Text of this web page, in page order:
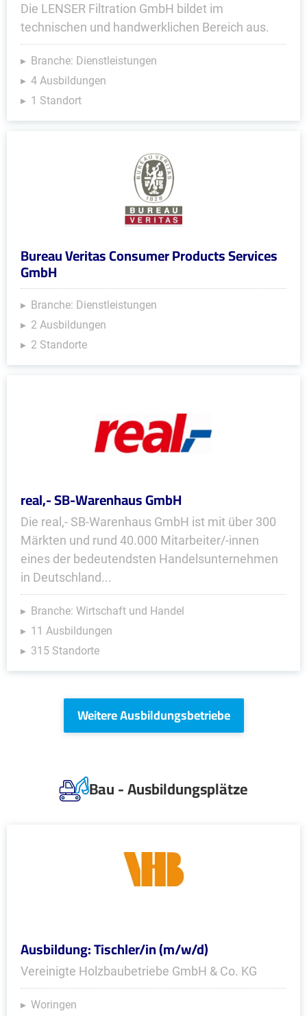
Die LENSER Filtration GmbH bildet im
technischen und handwerklichen Bereich aus.
Branche: Dienstleistungen
4 Ausbildungen
1 Standort
Bureau Veritas Consumer Products Services
GmbH
Branche: Dienstleistungen
2 Ausbildungen
2 Standorte
real,- SB-Warenhaus GmbH
Die real,- SB-Warenhaus GmbH ist mit über 300
Märkten und rund 40.000 Mitarbeiter/-innen
eines der bedeutendsten Handelsunternehmen
in Deutschland...
Branche: Wirtschaft und Handel
11 Ausbildungen
315 Standorte
Weitere Ausbildungsbetriebe
Bau - Ausbildungsplätze
Ausbildung: Tischler/in (m/w/d)
Vereinigte Holzbaubetriebe GmbH & Co. KG
Woringen